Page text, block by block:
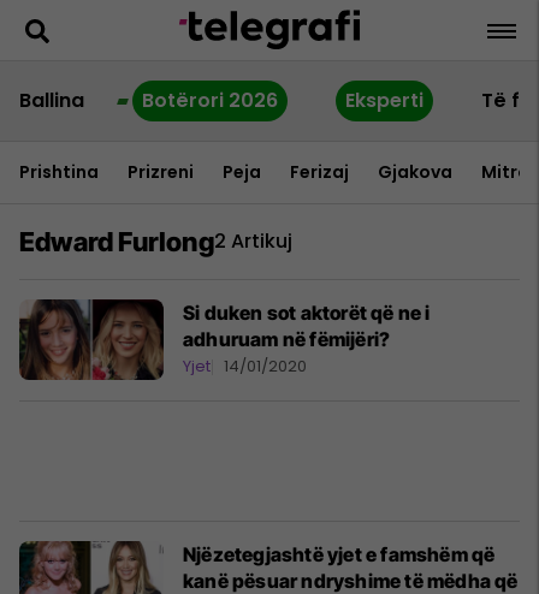
Ballina Botërori 2026 Eksperti Të
Prishtina Prizreni Peja Ferizaj Gjakova
Edward Furlong2 Artikuj
Si duken sot aktorët që ne i
adhuruam në fëmijëri?
Yjet 14/01/2020
Njëzetegjashtë yjet e famshëm që
kanë pësuar ndryshime të mëdha që